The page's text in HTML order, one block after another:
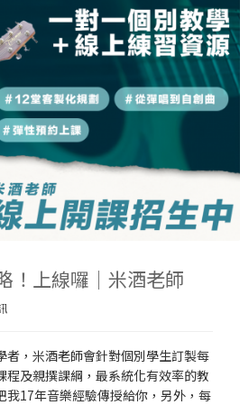
！上線囉｜米酒老師
， 米酒老師會針對個別學生訂製每
及親撰課綱， 最系統化有效率的教
我17年音樂經驗傳授給你， 另外，每